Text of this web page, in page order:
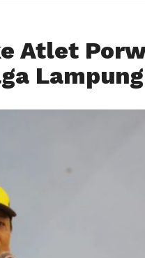
Atlet